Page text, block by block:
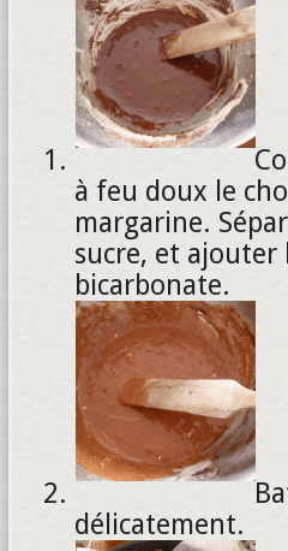
à feu doux le
margarine.
sucre, et ajouter
bicarbonate.
délicatement.